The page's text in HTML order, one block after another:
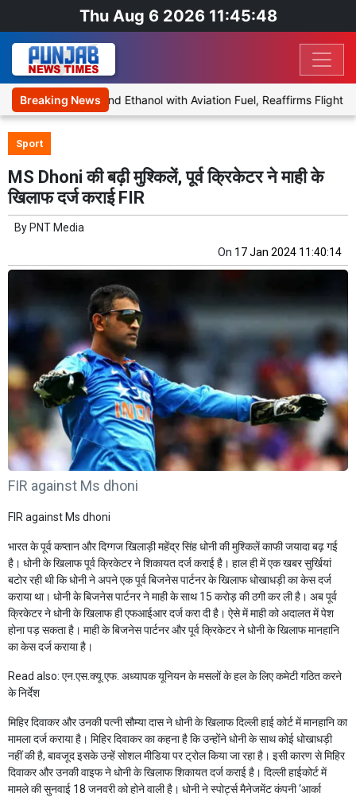
Thu Aug 6 2026 11:45:48
Breaking News
Proposal to Blend Ethanol with Aviation Fuel, Reaffirms Flight
Sport
MS Dhoni की बढ़ी मुश्किलें, पूर्व क्रिकेटर ने माही के
खिलाफ दर्ज कराई FIR
By PNT Media
On 17 Jan 2024 11:40:14
FIR against Ms dhoni
FIR against Ms dhoni
भारत के पूर्व कप्तान और दिग्गज खिलाड़ी महेंद्र सिंह धोनी की मुश्किलें काफी जयादा बढ़ गई
है। धोनी के खिलाफ पूर्व क्रिकेटर ने शिकायत दर्ज कराई है। हाल ही में एक खबर सुर्खियां
बटोर रही थी कि धोनी ने अपने एक पूर्व बिजनेस पार्टनर के खिलाफ धोखाधड़ी का केस दर्ज
कराया था। धोनी के बिजनेस पार्टनर ने माही के साथ 15 करोड़ की ठगी कर ली है। अब पूर्व
क्रिकेटर ने धोनी के खिलाफ ही एफआईआर दर्ज करा दी है। ऐसे में माही को अदालत में पेश
होना पड़ सकता है। माही के बिजनेस पार्टनर और पूर्व क्रिकेटर ने धोनी के खिलाफ मानहानि
का केस दर्ज कराया है।
Read also: एन.एस.क्यू.एफ. अध्यापक यूनियन के मसलों के हल के लिए कमेटी गठित करने
के निर्देश
मिहिर दिवाकर और उनकी पत्नी सौम्या दास ने धोनी के खिलाफ दिल्ली हाई कोर्ट में मानहानि का
मामला दर्ज कराया है। मिहिर दिवाकर का कहना है कि उन्होंने धोनी के साथ कोई धोखाधड़ी
नहीं की है, बावजूद इसके उन्हें सोशल मीडिया पर ट्रोल किया जा रहा है। इसी कारण से मिहिर
दिवाकर और उनकी वाइफ ने धोनी के खिलाफ शिकायत दर्ज कराई है। दिल्ली हाईकोर्ट में
मामले की सुनवाई 18 जनवरी को होने वाली है। धोनी ने स्पोर्ट्स मैनेजमेंट कंपनी ‘आर्का